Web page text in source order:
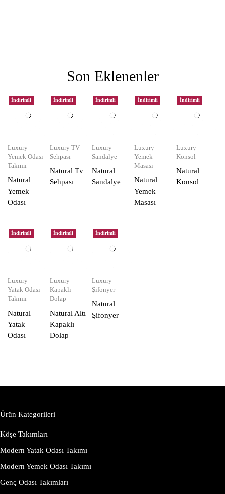
Son Eklenenler
İndirimli
Luxury
Yemek Odası
Takımı
Natural
Yemek
Odası
İndirimli
Luxury TV
Sehpası
Natural Tv
Sehpası
İndirimli
Luxury
Sandalye
Natural
Sandalye
İndirimli
Luxury
Yemek
Masası
Natural
Yemek
Masası
İndirimli
Luxury
Konsol
Natural
Konsol
İndirimli
Luxury
Yatak Odası
Takımı
Natural
Yatak
Odası
İndirimli
Luxury
Kapaklı
Dolap
Natural Altı
Kapaklı
Dolap
İndirimli
Luxury
Şifonyer
Natural
Şifonyer
Ürün Kategorileri
Köşe Takımları
Modern Yatak Odası Takımı
Modern Yemek Odası Takımı
Genç Odası Takımları